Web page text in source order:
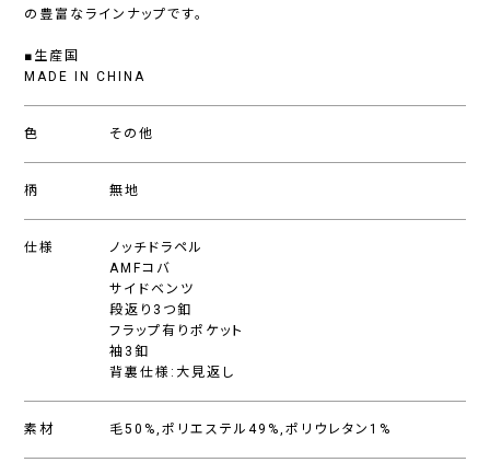
の豊富なラインナップです。
■生産国
MADE IN CHINA
色 その他
柄 無地
仕様
ノッチドラペル
AMFコバ
サイドベンツ
段返り3つ釦
フラップ有りポケット
袖3釦
背裏仕様:大見返し
素材 毛50%,ポリエステル49%,ポリウレタン1%